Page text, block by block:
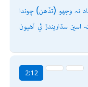
نہ وجھو (تڏھن) چوندا
اسين سڌاريندڙ ئي آھيون
2:12